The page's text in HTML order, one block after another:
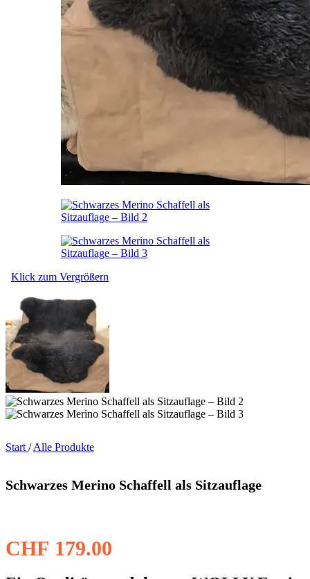
Klick zum Vergrößern
Start / Alle Produkte
Schwarzes Merino Schaffell als Sitzauflage
CHF 179.00